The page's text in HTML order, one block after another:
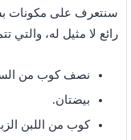
سنتعرف على مكونات
رائع لا مثيل له، والتي
نصف كوب من
بيضتان.
كوب من اللبن